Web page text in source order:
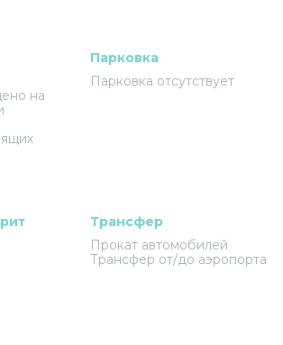
на
Парковка
Парковка отсутствует
Трансфер
Прокат автомобилей
Трансфер от/до аэропорта